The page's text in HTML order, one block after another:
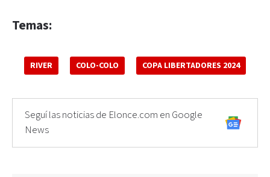
Temas:
RIVER COLO-COLO COPA LIBERTADORES 2024
Seguí las noticias de Elonce.com en Google
News